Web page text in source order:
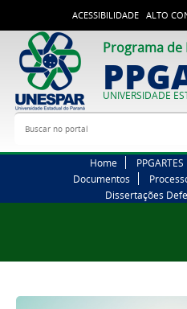
ACESSIBILIDADE ALTO
Programa de
UNIVERSIDADE
Buscar no portal
Home PPGARTES
Documentos
Dissertações